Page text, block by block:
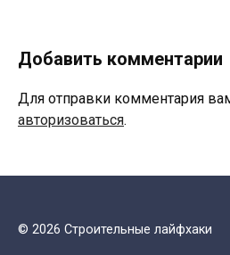
Добавить комментарии
Для отправки комментария
авторизоваться.
© 2026 Строительные лайфхаки